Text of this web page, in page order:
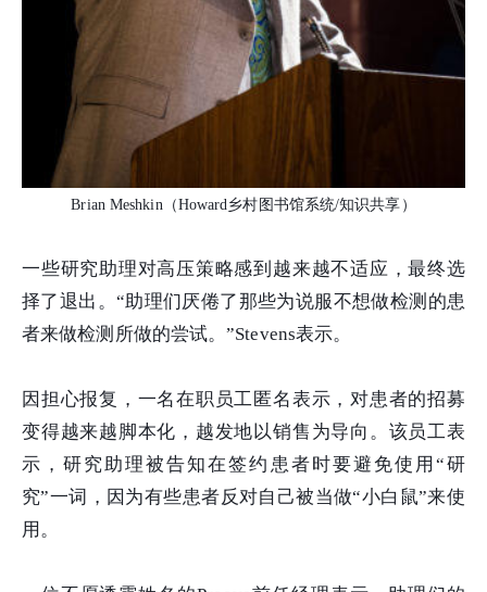
Brian Meshkin（Howard乡村图书馆系统/知识共享）
一些研究助理对高压策略感到越来越不适应，最终选
择了退出。“助理们厌倦了那些为说服不想做检测的患
者来做检测所做的尝试。”Stevens表示。
因担心报复，一名在职员工匿名表示，对患者的招募
变得越来越脚本化，越发地以销售为导向。该员工表
示，研究助理被告知在签约患者时要避免使用“研
究”一词，因为有些患者反对自己被当做“小白鼠”来使
用。